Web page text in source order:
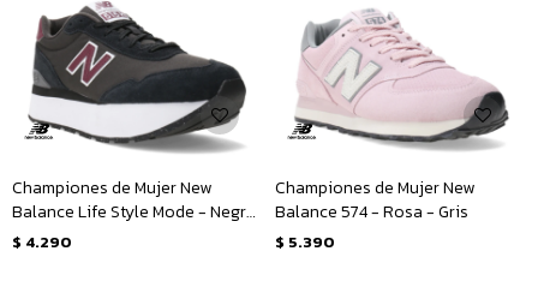
Championes de Mujer New
Balance Life Style Mode - Negro
- Bordó
$ 4.290
Championes de Mujer New
Balance 574 - Rosa - Gris
$ 5.390